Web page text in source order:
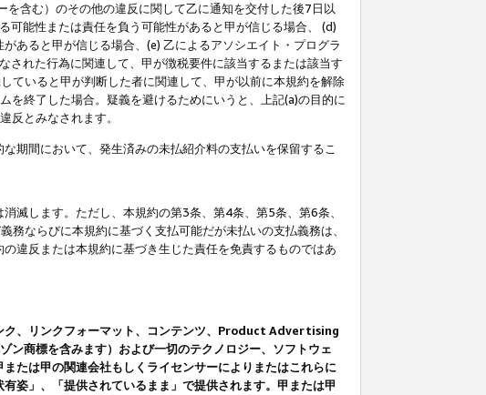
を含む）のその他の違反に関して乙に通知を交付した後7日以
可能性または責任を負う可能性があると甲が信じる場合、 (d)
あると甲が信じる場合、(e) 乙によるアソシエイト・プログラ
れた行為に関連して、甲が徴税要件に該当するまたは該当す
ていると甲が判断した者に関連して、甲が以前に本規約を解除
を終了した場合。疑義を避けるためにいうと、上記(a)の目的に
反とみなされます。
期間において、発生済みの未払紹介料の支払いを保留するこ
滅します。ただし、本規約の第3条、第4条、第5条、第6条、
ならびに本規約に基づく支払可能だが未払いの支払義務は、
違反または本規約に基づき生じた責任を免責するものではあ
ク、リンクフォーマット、コンテンツ、Product Advertising
ン商標を含みます）および一切のテクノロジー、ソフトウェ
たは甲の関連会社もしくライセンサーによりまたはこれらに
姿」、「提供されているまま」で提供されます。甲または甲